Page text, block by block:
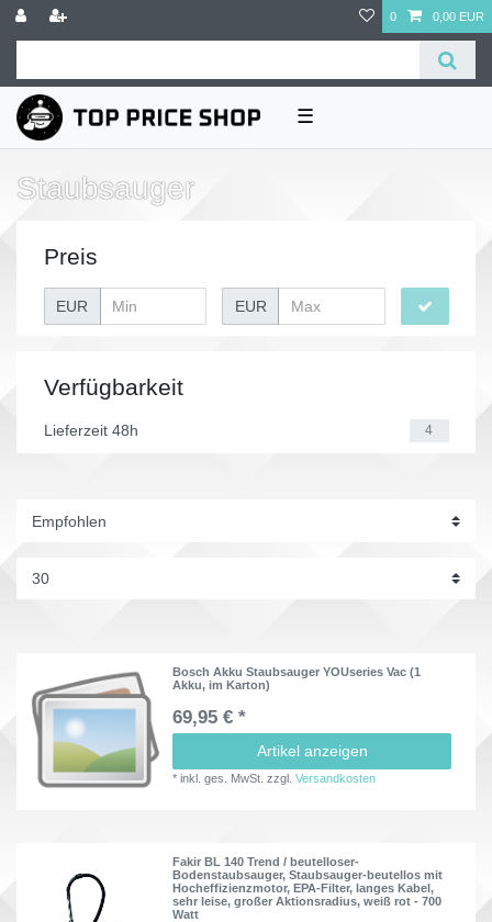
0 0,00 EUR
☰
Staubsauger
Preis
EUR EUR
Verfügbarkeit
Lieferzeit 48h 4
Bosch Akku Staubsauger YOUseries Vac (1
Akku, im Karton)
69,95 € *
Artikel anzeigen
*inkl. ges. MwSt. zzgl.Versandkosten
Fakir BL 140 Trend / beutelloser-
Bodenstaubsauger, Staubsauger-beutellos mit
Hocheffizienzmotor, EPA-Filter, langes Kabel,
sehr leise, großer Aktionsradius, weiß rot - 700
Watt